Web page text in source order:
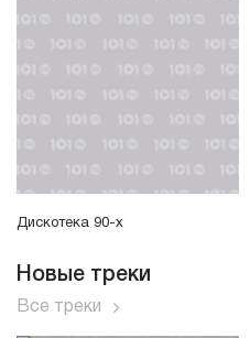
Дискотека 90-х
Новые треки
Все треки